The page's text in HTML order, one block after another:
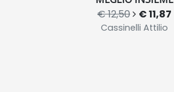
€ 12,50 € 11,87
Cassinelli Attilio